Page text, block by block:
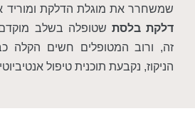
מוגלת הדלקת ומוריד את הלחץ על
שטופלה בשלב מוקדם מגיבה היטב
המטופלים חשים הקלה כבר תוך
תוכנית טיפול אנטיביוטית ומעקב